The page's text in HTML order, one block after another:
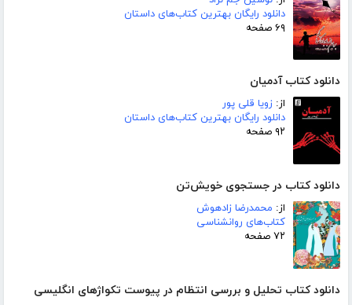
دانلود رایگان بهترین کتاب‌های داستان
۶۹ صفحه
دانلود کتاب آدمیان
از: زویا قلی پور
دانلود رایگان بهترین کتاب‌های داستان
۹۲ صفحه
دانلود کتاب در جستجوی خویش‌تن
از: محمدرضا زادهوش
کتاب‌های روانشناسی
۷۲ صفحه
دانلود کتاب تحلیل و بررسی انتظام در پیوست تکواژهای انگلیسی